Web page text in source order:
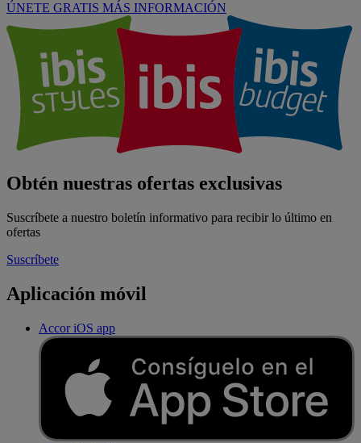
ÚNETE GRATIS MÁS INFORMACIÓN
Obtén nuestras ofertas exclusivas
Suscríbete a nuestro boletín informativo para recibir lo último en
ofertas
Suscríbete
Aplicación móvil
Accor iOS app